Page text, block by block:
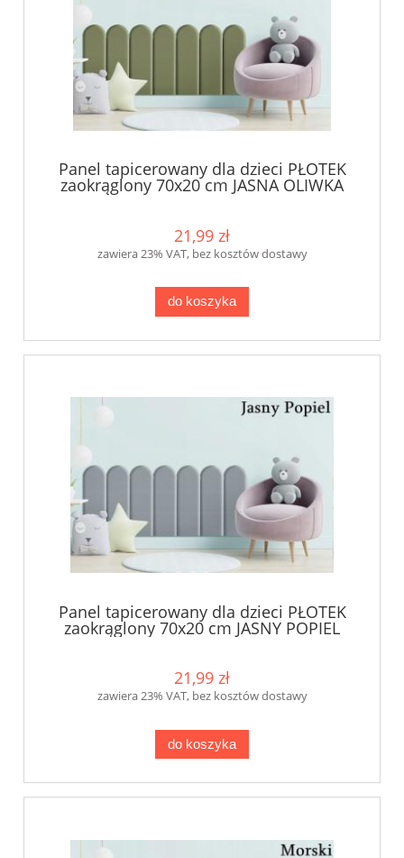
Panel tapicerowany dla dzieci PŁOTEK
zaokrąglony 70x20 cm JASNA OLIWKA
21,99 zł
zawiera 23% VAT, bez kosztów dostawy
do koszyka
Panel tapicerowany dla dzieci PŁOTEK
zaokrąglony 70x20 cm JASNY POPIEL
21,99 zł
zawiera 23% VAT, bez kosztów dostawy
do koszyka